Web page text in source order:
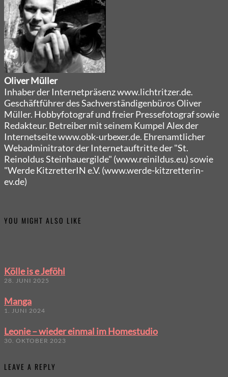
Oliver Müller
Inhaber der Internetpräsenz www.lichtritzer.de.
Geschäftführer des Sachverständigenbüros Oliver
Müller. Hobbyfotograf und freier Pressefotograf sowie
Redakteur. Betreiber mit seinem Kumpel Alex der
Internetseite www.obk-urbexer.de. Ehrenamtlicher
Webadminitrator der Internetauftritte der "St.
Reinoldus Steinhauergilde" (www.reinildus.eu) sowie
"Werde KitzretterIN e.V. (www.werde-kitzretterin-
ev.de)
YOU MIGHT ALSO LIKE
Kölle is e Jeföhl
28. JUNI 2025
Manga
1. JUNI 2024
Leonie – wieder einmal im Homestudio
30. OKTOBER 2023
LEAVE A REPLY